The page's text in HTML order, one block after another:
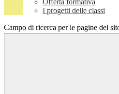
Offerta formativa
I progetti delle classi
Campo di ricerca per le pagine del